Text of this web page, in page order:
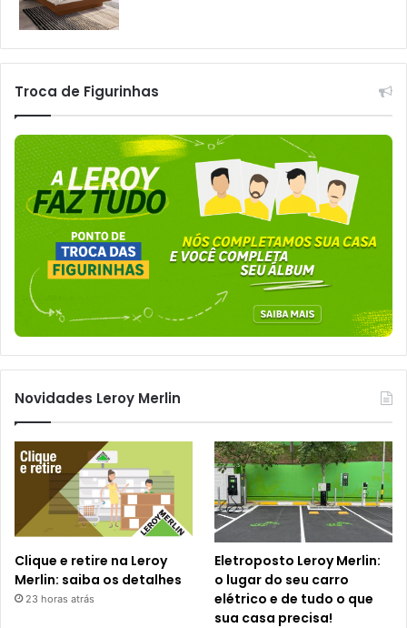
Troca de Figurinhas
Novidades Leroy Merlin
Clique e retire na Leroy
Merlin: saiba os detalhes
23 horas atrás
Eletroposto Leroy Merlin:
o lugar do seu carro
elétrico e de tudo o que
sua casa precisa!